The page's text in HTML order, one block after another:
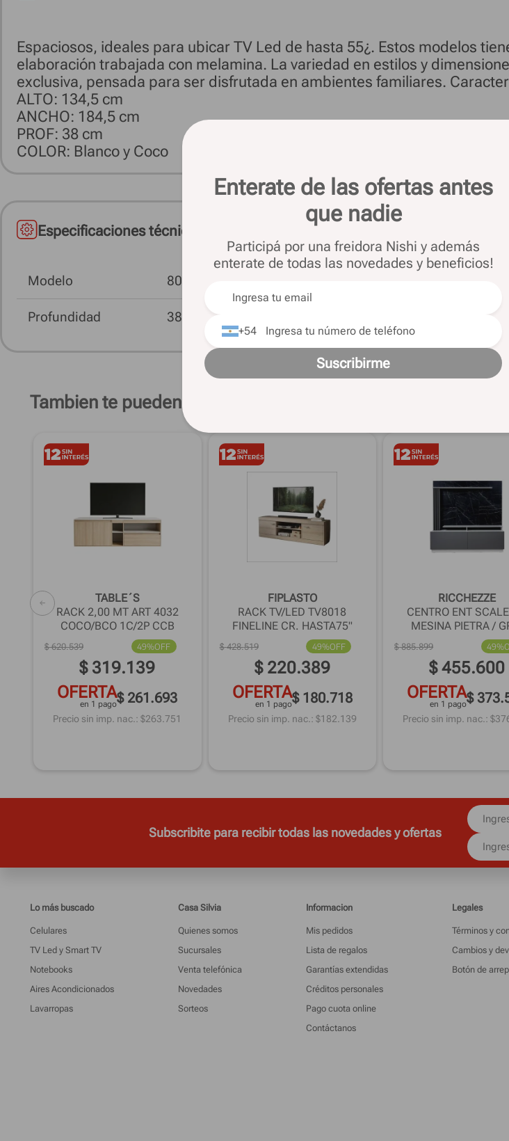
Enterate de las ofertas antes
que nadie
Participá por una freidora Nishi y además
enterate de todas las novedades y beneficios!
+54
Suscribirme
Espaciosos, ideales para ubicar TV Led de hasta 55¿. Estos modelos
elaboración trabajada con melamina. La variedad en estilos y
exclusiva, pensada para ser disfrutada en ambientes familiares.
ALTO: 134,5 cm
ANCHO: 184,5 cm
PROF: 38 cm
COLOR: Blanco y Coco
Especificaciones técnicas
Modelo 8019
Profundidad 38 Cm
Tambien te pueden interesar
TABLE´S
RACK 2,00 MT ART 4032
COCO/BCO 1C/2P CCB
$ 620.539 49%OFF
$ 319.139
OFERTA
en 1 pago$ 261.693
Precio sin imp. nac.: $263.751
FIPLASTO
RACK TV/LED TV8018
FINELINE CR. HASTA75"
$ 428.519 49%OFF
$ 220.389
OFERTA
en 1 pago$ 180.718
Precio sin imp. nac.: $182.139
RICCHEZZE
CENTRO ENT
MESINA PIETRA /
$ 885.899 49%
$ 455.600
OFERTA
en 1 pago$
Precio sin imp. nac.: $
Subscribite para recibir todas las novedades y ofertas
Lo más buscado
Celulares
TV Led y Smart TV
Notebooks
Aires Acondicionados
Lavarropas
Casa Silvia
Quienes somos
Sucursales
Venta telefónica
Novedades
Sorteos
Informacion
Mis pedidos
Lista de regalos
Garantías extendidas
Créditos personales
Pago cuota online
Contáctanos
Legales
Términos y
Cambios y
Botón de